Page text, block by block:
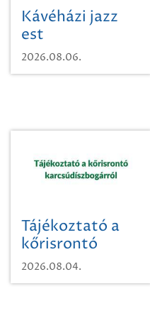
Kávéházi jazz
est
2026.08.06.
Tájékoztató a
kőrisrontó
karcsúdíszbogárról
2026.08.04.